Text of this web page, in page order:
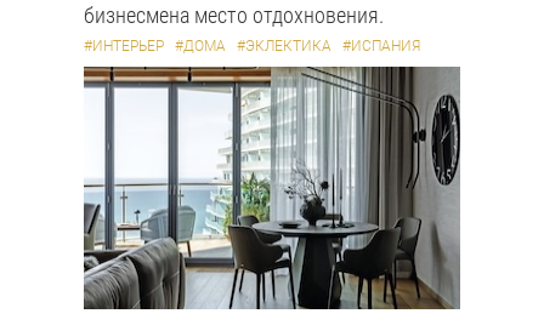
бизнесмена место отдохновения.
#ИНТЕРЬЕР #ДОМА #ЭКЛЕКТИКА #ИСПАНИЯ